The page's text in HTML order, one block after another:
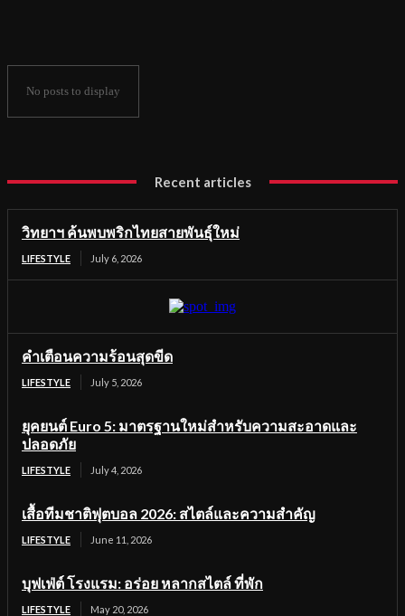
No posts to display
Recent articles
วิทยาฯ ค้นพบพริกไทยสายพันธุ์ใหม่
LIFESTYLE July 6, 2026
คำเตือนความร้อนสุดขีด
LIFESTYLE July 5, 2026
ยุคยนต์ Euro 5: มาตรฐานใหม่สำหรับความสะอาดและ
ปลอดภัย
LIFESTYLE July 4, 2026
เสื้อทีมชาติฟุตบอล 2026: สไตล์และความสำคัญ
LIFESTYLE June 11, 2026
บุฟเฟ่ต์ โรงแรม: อร่อย หลากสไตล์ ที่พัก
LIFESTYLE May 20, 2026